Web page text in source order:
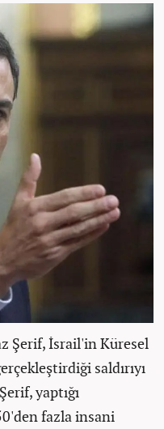
Şerif, İsrail'in Küresel
saldırıyı
yaptığı
fazla insani